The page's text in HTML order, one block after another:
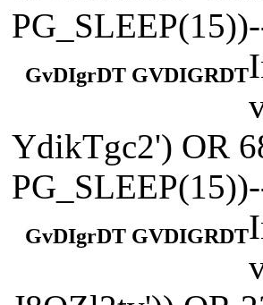
GvDIgrDT GVDIGRDT
YdikTgc2') OR
GvDIgrDT GVDIGRDT